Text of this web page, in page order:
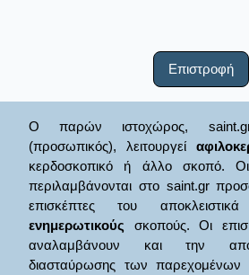
Επιστροφή
Ο παρών ιστοχώρος, saint.gr,
(προσωπικός), λειτουργεί
κερδοσκοπικό ή άλλο σκοπό.
περιλαμβάνονται στο saint.gr
επισκέπτες του
ενημερωτικούς σκοπούς. Οι
αναλαμβάνουν και την
διασταύρωσης των